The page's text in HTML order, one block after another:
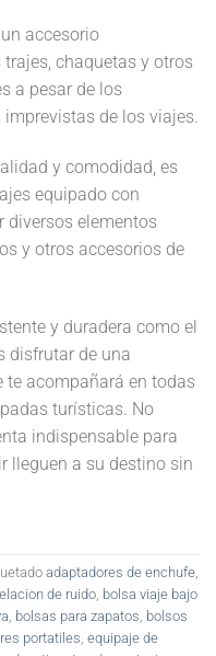
accesorio
chaquetas y otros
a pesar de los
de los viajes.
y comodidad, es
equipado con
diversos elementos
y otros accesorios de
y duradera como el
disfrutar de una
te acompañará en todas
turísticas. No
indispensable para
lleguen a su destino sin
adaptadores de enchufe,
de ruido, bolsa viaje bajo
, bolsas para zapatos, bolsos
portatiles, equipaje de